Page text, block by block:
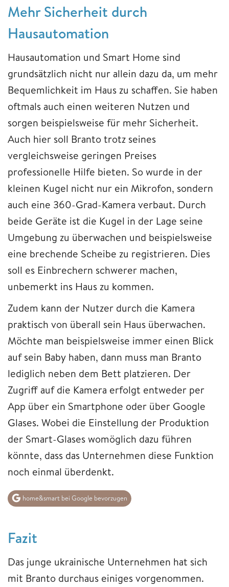
Mehr Sicherheit durch
Hausautomation
Hausautomation und Smart Home sind
grundsätzlich nicht nur allein dazu da, um mehr
Bequemlichkeit im Haus zu schaffen. Sie haben
oftmals auch einen weiteren Nutzen und
sorgen beispielsweise für mehr Sicherheit.
Auch hier soll Branto trotz seines
vergleichsweise geringen Preises
professionelle Hilfe bieten. So wurde in der
kleinen Kugel nicht nur ein Mikrofon, sondern
auch eine 360-Grad-Kamera verbaut. Durch
beide Geräte ist die Kugel in der Lage seine
Umgebung zu überwachen und beispielsweise
eine brechende Scheibe zu registrieren. Dies
soll es Einbrechern schwerer machen,
unbemerkt ins Haus zu kommen.
Zudem kann der Nutzer durch die Kamera
praktisch von überall sein Haus überwachen.
Möchte man beispielsweise immer einen Blick
auf sein Baby haben, dann muss man Branto
lediglich neben dem Bett platzieren. Der
Zugriff auf die Kamera erfolgt entweder per
App über ein Smartphone oder über Google
Glases. Wobei die Einstellung der Produktion
der Smart-Glases womöglich dazu führen
könnte, dass das Unternehmen diese Funktion
noch einmal überdenkt.
home&smart bei Google bevorzugen
Fazit
Das junge ukrainische Unternehmen hat sich
mit Branto durchaus einiges vorgenommen.